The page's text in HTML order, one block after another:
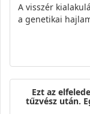
A visszér
a genetikai
Ezt az
tűzvész után.